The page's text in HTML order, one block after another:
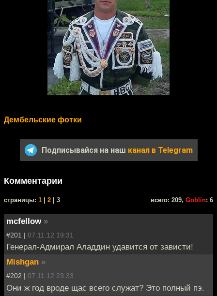
Дембельские фотки
Подписывайся на наш канал в Telegram
Комментарии
cтраницы: 1 2 | 3 всего: 209, Goblin: 6
mcfellow »
#201 | 07.11.12 19:31
Генерал-Адмирал Аладдин удавится от зависти!
Mishgan »
#202 | 07.11.12 23:33
Они ж год вроде щас всего служат? Это полный пэ.